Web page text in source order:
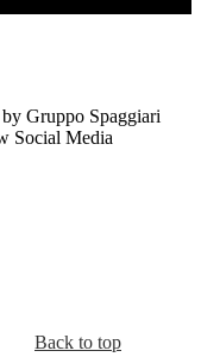
Gruppo Spaggiari
Social Media
Back to top